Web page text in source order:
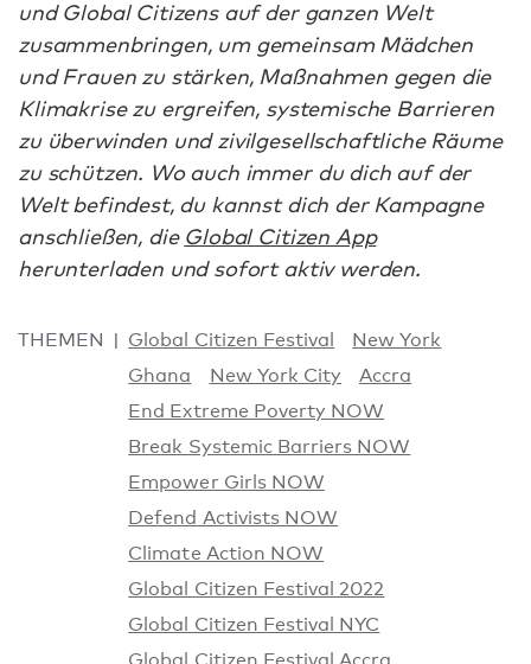
und Global Citizens auf der ganzen Welt
zusammenbringen, um gemeinsam Mädchen
und Frauen zu stärken, Maßnahmen gegen die
Klimakrise zu ergreifen, systemische Barrieren
zu überwinden und zivilgesellschaftliche Räume
zu schützen. Wo auch immer du dich auf der
Welt befindest, du kannst dich der Kampagne
anschließen, die Global Citizen App
herunterladen und sofort aktiv werden.
THEMEN Global Citizen Festival
New York
Ghana
New York City
Accra
End Extreme Poverty NOW
Break Systemic Barriers NOW
Empower Girls NOW
Defend Activists NOW
Climate Action NOW
Global Citizen Festival 2022
Global Citizen Festival NYC